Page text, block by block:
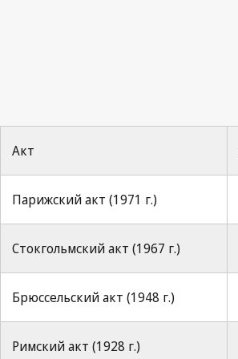
Акт
Парижский акт (1971 г.)
Стокгольмский акт (1967 г.)
Брюссельский акт (1948 г.)
Римский акт (1928 г.)